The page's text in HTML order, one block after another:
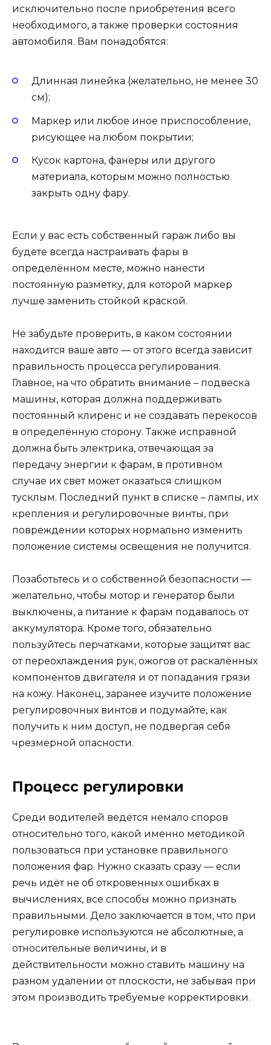
исключительно после приобретения всего
необходимого, а также проверки состояния
автомобиля. Вам понадобятся:
Длинная линейка (желательно, не менее 30
см);
Маркер или любое иное приспособление,
рисующее на любом покрытии;
Кусок картона, фанеры или другого
материала, которым можно полностью
закрыть одну фару.
Если у вас есть собственный гараж либо вы
будете всегда настраивать фары в
определённом месте, можно нанести
постоянную разметку, для которой маркер
лучше заменить стойкой краской.
Не забудьте проверить, в каком состоянии
находится ваше авто — от этого всегда зависит
правильность процесса регулирования.
Главное, на что обратить внимание – подвеска
машины, которая должна поддерживать
постоянный клиренс и не создавать перекосов
в определённую сторону. Также исправной
должна быть электрика, отвечающая за
передачу энергии к фарам, в противном
случае их свет может оказаться слишком
тусклым. Последний пункт в списке – лампы, их
крепления и регулировочные винты, при
повреждении которых нормально изменить
положение системы освещения не получится.
Позаботьтесь и о собственной безопасности —
желательно, чтобы мотор и генератор были
выключены, а питание к фарам подавалось от
аккумулятора. Кроме того, обязательно
пользуйтесь перчатками, которые защитят вас
от переохлаждения рук, ожогов от раскалённых
компонентов двигателя и от попадания грязи
на кожу. Наконец, заранее изучите положение
регулировочных винтов и подумайте, как
получить к ним доступ, не подвергая себя
чрезмерной опасности.
Процесс регулировки
Среди водителей ведётся немало споров
относительно того, какой именно методикой
пользоваться при установке правильного
положения фар. Нужно сказать сразу — если
речь идёт не об откровенных ошибках в
вычислениях, все способы можно признать
правильными. Дело заключается в том, что при
регулировке используются не абсолютные, а
относительные величины, и в
действительности можно ставить машину на
разном удалении от плоскости, не забывая при
этом производить требуемые корректировки.